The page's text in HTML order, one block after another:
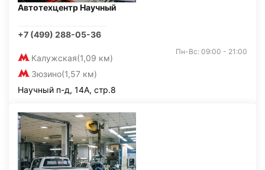
Автотехцентр Научный
+7 (499) 288-05-36
Калужская(1,09 км)
Зюзино(1,57 км)
Пн-Вс: 09:00 - 21:00
Научный п-д, 14А, стр.8